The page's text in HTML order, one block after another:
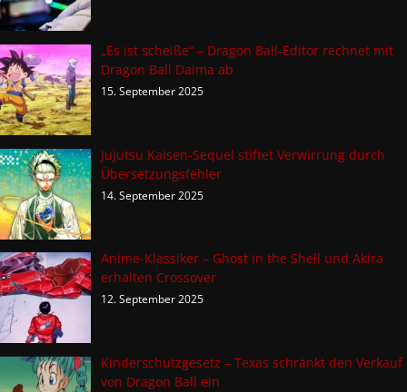
„Es ist scheiße“ – Dragon Ball-Editor rechnet mit
Dragon Ball Daima ab
15. September 2025
Jujutsu Kaisen-Sequel stiftet Verwirrung durch
Übersetzungsfehler
14. September 2025
Anime-Klassiker – Ghost in the Shell und Akira
erhalten Crossover
12. September 2025
Kinderschutzgesetz – Texas schränkt den Verkauf
von Dragon Ball ein